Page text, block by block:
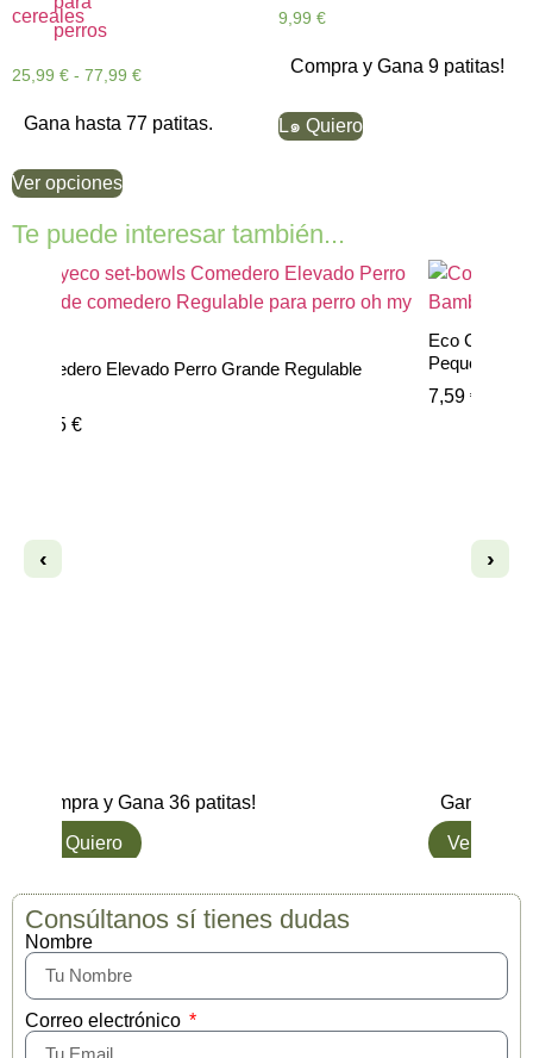
25,99 € - 77,99 €
Gana hasta 77 patitas.
Ver opciones
9,99 €
Compra y Gana 9 patitas!
L๑ Quiero
Te puede interesar también...
‹
Comedero Elevado Perro Grande Regulable
36,95 €
Compra y Gana 36 patitas!
L๑ Quiero
Eco
Pequeño
7,59 €
Gana
Ver
›
Consúltanos sí tienes dudas
Nombre
Correo electrónico